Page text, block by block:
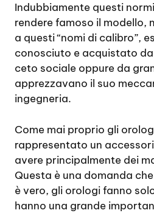
Indubbiamente questi
rendere famoso il modello,
a questi “nomi di calibro”,
conosciuto e acquistato
ceto sociale oppure da
apprezzavano il suo
ingegneria.
Come mai proprio gli
rappresentato un
avere principalmente dei
Questa è una domanda
è vero, gli orologi fanno
hanno una grande